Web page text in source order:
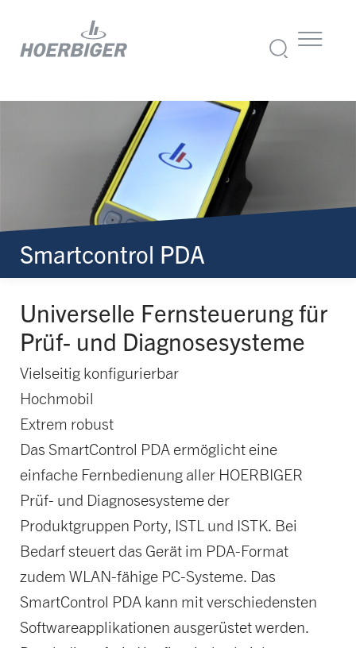
Smartcontrol PDA
Universelle Fernsteuerung für
Prüf- und Diagnosesysteme
Vielseitig konfigurierbar
Hochmobil
Extrem robust
Das SmartControl PDA ermöglicht eine
einfache Fernbedienung aller HOERBIGER
Prüf- und Diagnosesysteme der
Produktgruppen Porty, ISTL und ISTK. Bei
Bedarf steuert das Gerät im PDA-Format
zudem WLAN-fähige PC-Systeme. Das
SmartControl PDA kann mit verschiedensten
Softwareapplikationen ausgerüstet werden.